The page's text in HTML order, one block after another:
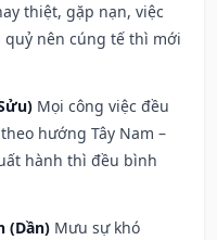
thiệt, gặp nạn, việc
nên cúng tế thì mới
Mọi công việc đều
hướng Tây Nam –
hành thì đều bình
(Dần) Mưu sự khó